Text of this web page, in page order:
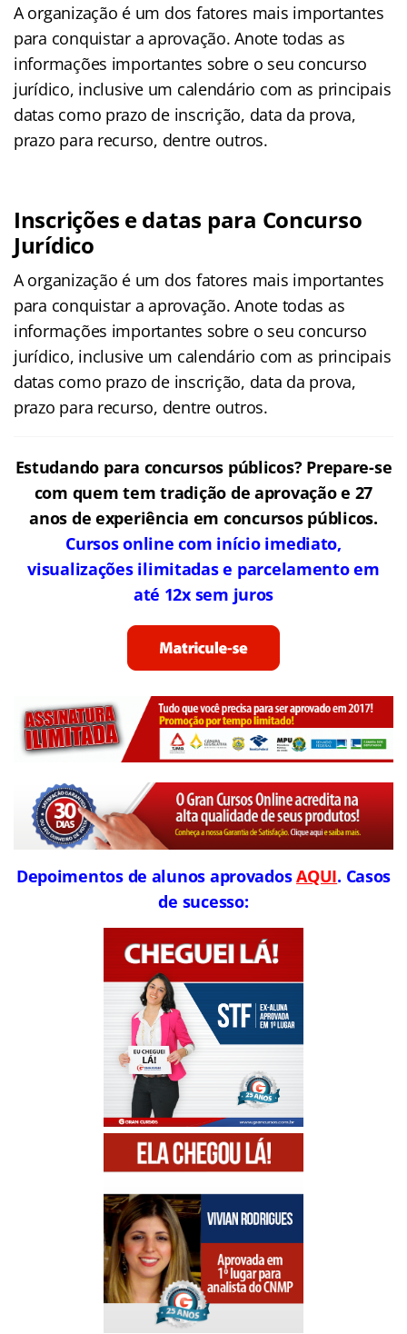
A organização é um dos fatores mais importantes
para conquistar a aprovação. Anote todas as
informações importantes sobre o seu concurso
jurídico, inclusive um calendário com as principais
datas como prazo de inscrição, data da prova,
prazo para recurso, dentre outros.
Inscrições e datas para Concurso
Jurídico
A organização é um dos fatores mais importantes
para conquistar a aprovação. Anote todas as
informações importantes sobre o seu concurso
jurídico, inclusive um calendário com as principais
datas como prazo de inscrição, data da prova,
prazo para recurso, dentre outros.
Estudando para concursos públicos? Prepare-se
com quem tem tradição de aprovação e 27
anos de experiência em concursos públicos.
Cursos online com início imediato,
visualizações ilimitadas e parcelamento em
até 12x sem juros
Depoimentos de alunos aprovadosAQUI. Casos
de sucesso: